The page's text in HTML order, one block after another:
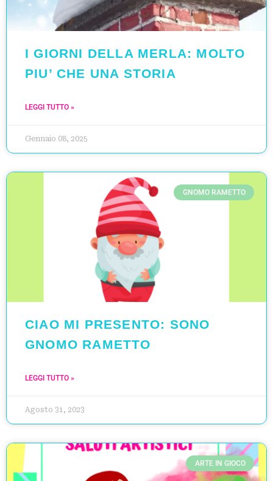
I GIORNI DELLA MERLA: MOLTO
PIU’ CHE UNA STORIA
LEGGI TUTTO »
Gennaio 08, 2025
GNOMO RAMETTO
CIAO MI PRESENTO: SONO
GNOMO RAMETTO
LEGGI TUTTO »
Agosto 31, 2023
ARTE IN GIOCO